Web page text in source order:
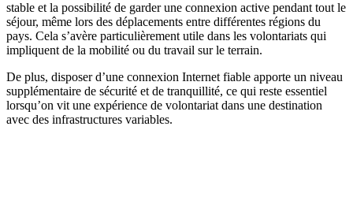
stable et la possibilité de garder une connexion active pendant tout le
séjour, même lors des déplacements entre différentes régions du
pays. Cela s’avère particulièrement utile dans les volontariats qui
impliquent de la mobilité ou du travail sur le terrain.
De plus, disposer d’une connexion Internet fiable apporte un niveau
supplémentaire de sécurité et de tranquillité, ce qui reste essentiel
lorsqu’on vit une expérience de volontariat dans une destination
avec des infrastructures variables.